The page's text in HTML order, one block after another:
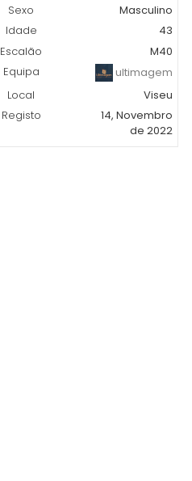
Sexo
Masculino
Idade
43
Escalão
M40
Equipa
ultimagem
Local
Viseu
Registo
14, Novembro
de 2022